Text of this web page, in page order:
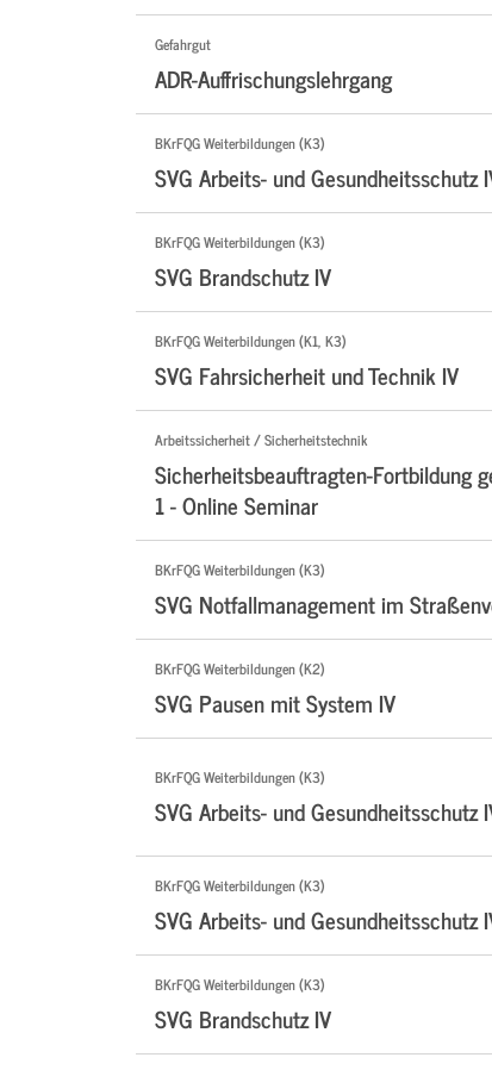
Gefahrgut
ADR-Auffrischungslehrgang
BKrFQG Weiterbildungen (K3)
SVG Arbeits- und Gesundheitsschutz
BKrFQG Weiterbildungen (K3)
SVG Brandschutz IV
BKrFQG Weiterbildungen (K1, K3)
SVG Fahrsicherheit und Technik IV
Arbeitssicherheit / Sicherheitstechnik
Sicherheitsbeauftragten-Fortbildung
1 - Online Seminar
BKrFQG Weiterbildungen (K3)
SVG Notfallmanagement im
BKrFQG Weiterbildungen (K2)
SVG Pausen mit System IV
BKrFQG Weiterbildungen (K3)
SVG Arbeits- und Gesundheitsschutz
BKrFQG Weiterbildungen (K3)
SVG Arbeits- und Gesundheitsschutz
BKrFQG Weiterbildungen (K3)
SVG Brandschutz IV